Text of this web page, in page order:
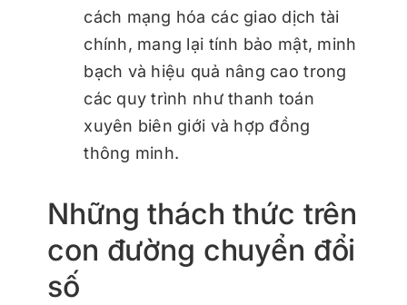
cách mạng hóa các giao dịch tài
chính, mang lại tính bảo mật, minh
bạch và hiệu quả nâng cao trong
các quy trình như thanh toán
xuyên biên giới và hợp đồng
thông minh.
Những thách thức trên
con đường chuyển đổi
số